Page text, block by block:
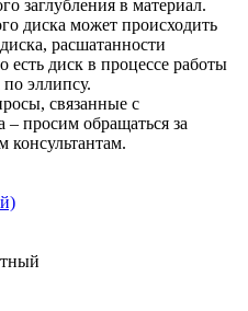
заглубления в материал.
диска может происходить
расшатанности
есть диск в процессе работы
эллипсу.
связанные с
– просим обращаться за